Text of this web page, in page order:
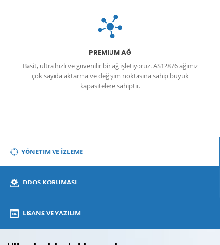
PREMIUM AĞ
Basit, ultra hızlı ve güvenilir bir ağ işletiyoruz. AS12876 ağımız
çok sayıda aktarma ve değişim noktasına sahip büyük
kapasitelere sahiptir.
YÖNETIM VE İZLEME
DDOS KORUMASI
LISANS VE YAZILIM